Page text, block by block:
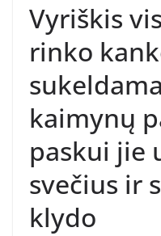
Vyriškis
rinko
kaimynų
paskui jie
svečius ir
klydo